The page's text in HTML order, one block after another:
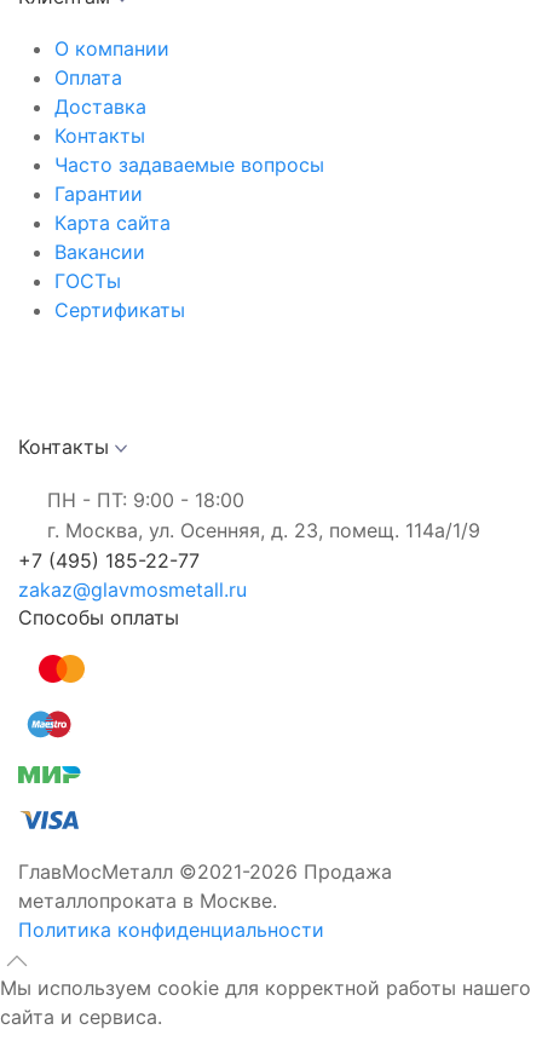
О компании
Оплата
Доставка
Контакты
Часто задаваемые вопросы
Гарантии
Карта сайта
Вакансии
ГОСТы
Сертификаты
Контакты
ПН - ПТ: 9:00 - 18:00
г. Москва, ул. Осенняя, д. 23, помещ. 114а/1/9
+7 (495) 185-22-77
zakaz@glavmosmetall.ru
Способы оплаты
ГлавМосМеталл ©2021-2026 Продажа
металлопроката в Москве.
Политика конфиденциальности
Мы используем cookie для корректной работы нашего
сайта и сервиса.